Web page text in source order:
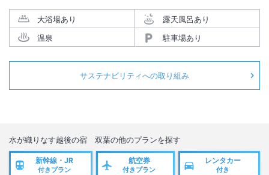
大浴場あり
露天風呂あり
温泉
駐車場あり
サステナビリティへの取り組み
水が織りなす越後の宿 双葉の他のプランを探す
新幹線・JR
付きプラン
航空券
付きプラン
レンタカー
付き